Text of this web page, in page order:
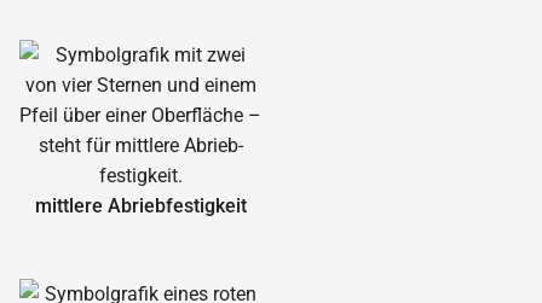
mittlere Abrieb­festigkeit